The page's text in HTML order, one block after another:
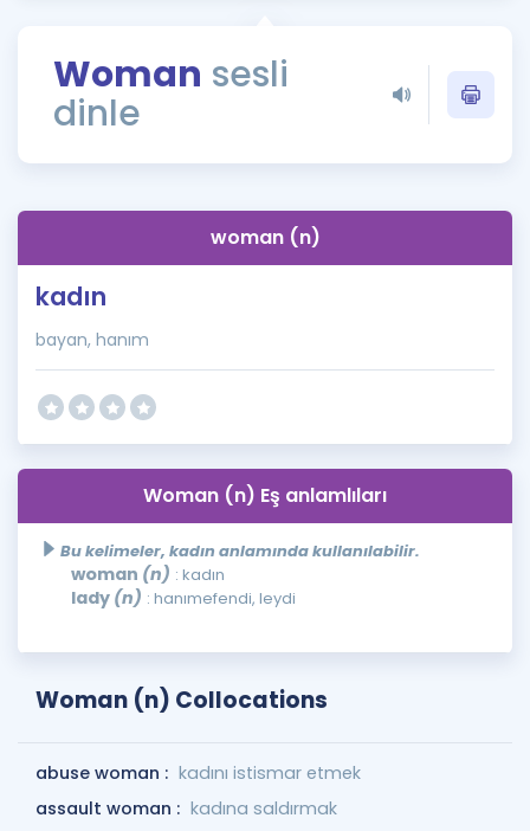
Rehberlik Aracı
ÖSYM Sınav Takvimi
İngilizce Gramer
Woman sesli
dinle
woman (n)
kadın
bayan, hanım
Woman (n) Eş anlamlıları
Bu kelimeler, kadın anlamında kullanılabilir.
woman (n) : kadın
lady (n) : hanımefendi, leydi
Woman (n) Collocations
abuse woman : kadını istismar etmek
assault woman : kadına saldırmak